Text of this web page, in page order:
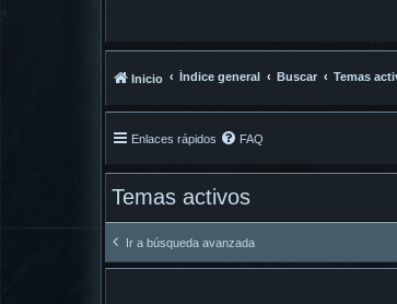
Inicio Índice general Buscar Temas
Enlaces rápidos FAQ
Temas activos
Ir a búsqueda avanzada